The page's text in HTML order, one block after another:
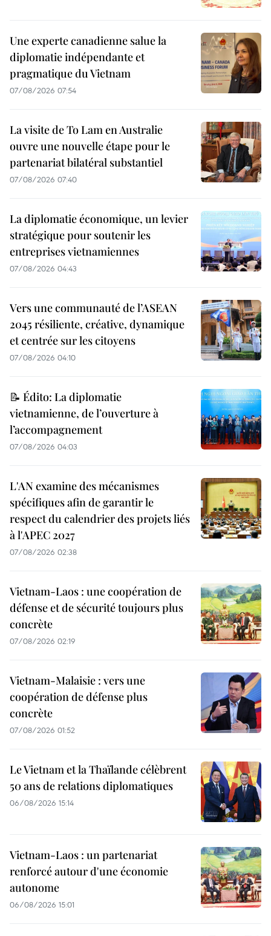
Une experte canadienne salue la
diplomatie indépendante et
pragmatique du Vietnam
07/08/2026 07:54
La visite de To Lam en Australie
ouvre une nouvelle étape pour le
partenariat bilatéral substantiel
07/08/2026 07:40
La diplomatie économique, un levier
stratégique pour soutenir les
entreprises vietnamiennes
07/08/2026 04:43
Vers une communauté de l’ASEAN
2045 résiliente, créative, dynamique
et centrée sur les citoyens
07/08/2026 04:10
📝 Édito: La diplomatie
vietnamienne, de l’ouverture à
l’accompagnement
07/08/2026 04:03
L'AN examine des mécanismes
spécifiques afin de garantir le
respect du calendrier des projets liés
à l'APEC 2027
07/08/2026 02:38
Vietnam-Laos : une coopération de
défense et de sécurité toujours plus
concrète
07/08/2026 02:19
Vietnam-Malaisie : vers une
coopération de défense plus
concrète
07/08/2026 01:52
Le Vietnam et la Thaïlande célèbrent
50 ans de relations diplomatiques
06/08/2026 15:14
Vietnam-Laos : un partenariat
renforcé autour d'une économie
autonome
06/08/2026 15:01